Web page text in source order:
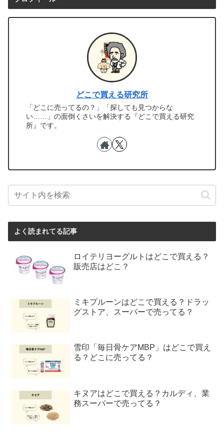
どこで買える研究所
「どこに売ってるの？」「探しても見つからな
い……」の面倒くさいを解決する『どこで買える研究
所』です。
よく読まれてる記事
ロイテリヨーグルトはどこで買える？
販売店はどこ？
ミキプルーンはどこで買える？ドラッ
グストア、スーパーで売ってる？
雪印「毎日骨ケアMBP」はどこで買え
る？どこに売ってる？
キヌアはどこで買える？カルディ、業
務スーパーで売ってる？